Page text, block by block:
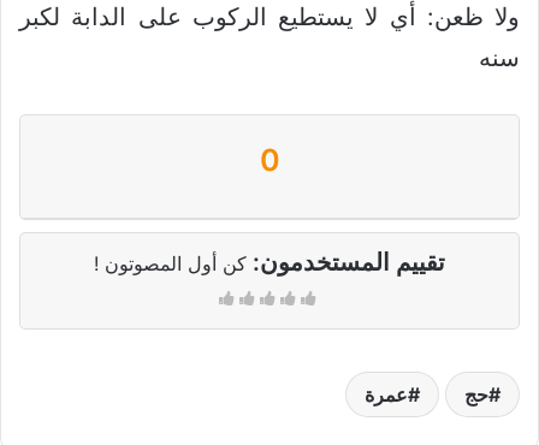
ولا ظعن: أي لا يستطيع الركوب على الدابة لكبر
سنه
0
تقييم المستخدمون: كن أول المصوتون !
حج عمرة